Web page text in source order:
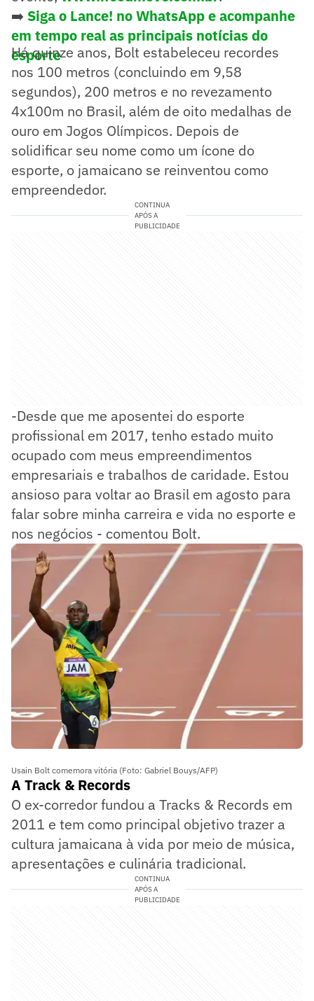
➡️ Siga o Lance! no WhatsApp e acompanhe
em tempo real as principais notícias do
esporte
Há quinze anos, Bolt estabeleceu recordes
nos 100 metros (concluindo em 9,58
segundos), 200 metros e no revezamento
4x100m no Brasil, além de oito medalhas de
ouro em Jogos Olímpicos. Depois de
solidificar seu nome como um ícone do
esporte, o jamaicano se reinventou como
empreendedor.
CONTINUA
APÓS A
PUBLICIDADE
-Desde que me aposentei do esporte
profissional em 2017, tenho estado muito
ocupado com meus empreendimentos
empresariais e trabalhos de caridade. Estou
ansioso para voltar ao Brasil em agosto para
falar sobre minha carreira e vida no esporte e
nos negócios - comentou Bolt.
Usain Bolt comemora vitória (Foto: Gabriel Bouys/AFP)
A Track & Records
O ex-corredor fundou a Tracks & Records em
2011 e tem como principal objetivo trazer a
cultura jamaicana à vida por meio de música,
apresentações e culinária tradicional.
CONTINUA
APÓS A
PUBLICIDADE